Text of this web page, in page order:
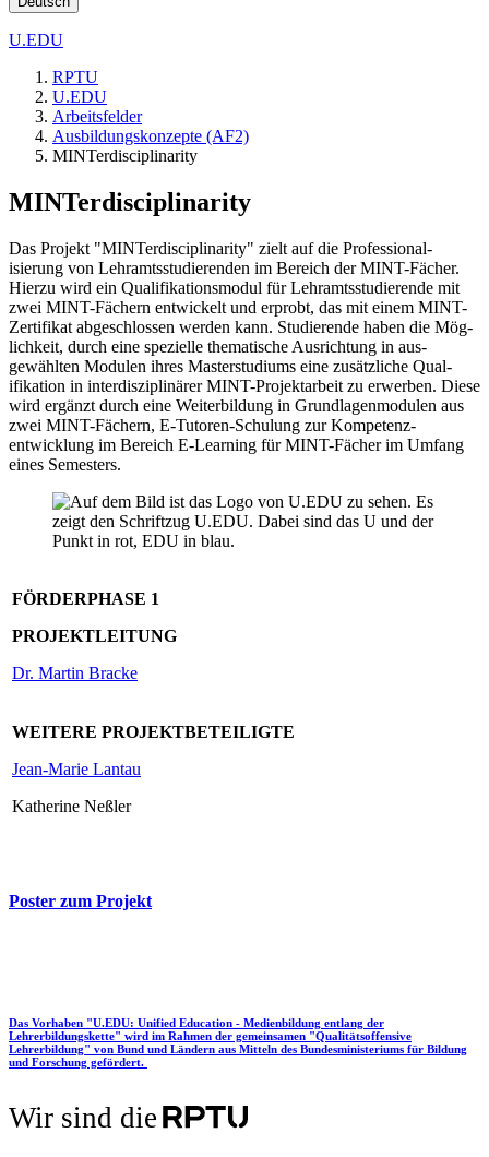
U.EDU
RPTU
U.EDU
Arbeitsfelder
Ausbildungskonzepte (AF2)
MINTerdisciplinarity
MINTerdisciplinarity
Das Projekt "MINT­erdiscipli­narity" zielt auf die Profes­sional­
isierung von Lehramts­studieren­den im Bereich der MINT-­Fächer.
Hier­zu wird ein Qual­ifikations­modul für Lehramts­studieren­de mit
zwei MINT-­Fächern ent­wickelt und er­probt, das mit einem MINT-
Zert­ifikat ab­geschlos­sen werden kann. Stu­dierende haben die Mög­
lichkeit, durch eine spez­ielle thema­tische Aus­richtung in aus­
gewählten Modulen ihres Master­studiums eine zu­sätzliche Qual­
ifikation in inter­disziplin­ärer MINT-Projekt­arbeit zu er­werben. Diese
wird er­gänzt durch eine Weiter­bildung in Grund­lagen­modulen aus
zwei MINT-­Fächern, E-Tut­oren-Schulung zur Kompetenz­
entwicklung im Be­reich E-Learn­ing für MINT-Fäch­er im Um­fang
eines Sem­esters.
FÖRDERPHASE 1
PROJEKTLEITUNG
Dr. Martin Bracke
WEITERE PROJEKTBETEILIGTE
Jean-Marie Lantau
Katherine Neßler
Poster zum Projekt
Das Vorhaben "U.EDU: Unified Education - Medienbildung entlang der
Lehrerbildungskette" wird im Rahmen der gemeinsamen "Qualitätsoffensive
Lehrerbildung" von Bund und Ländern aus Mitteln des Bundesministeriums für Bildung
und Forschung gefördert.
Wir sind die